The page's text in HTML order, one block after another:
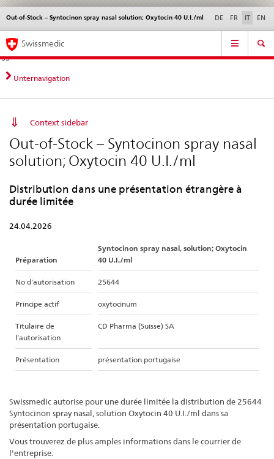
Navigazione
diretta:
novità,
aspetti
contatto
Novità &
norme
Contatto | Supporto &
aiuto
Out-of-Stock – Syntocinon spray nasal solution; Oxytocin 40 U.I./ml DE FR IT EN
Service
Navigation
Swissmedic
Unternavigation
Context sidebar
Out-of-Stock – Syntocinon spray nasal
solution; Oxytocin 40 U.I./ml
Distribution dans une présentation étrangère à
durée limitée
24.04.2026
Préparation
Syntocinon spray nasal, solution; Oxytocin
40 U.I./ml
No d'autorisation 25644
Principe actif oxytocinum
Titulaire de
l’autorisation
CD Pharma (Suisse) SA
Présentation présentation portugaise
Swissmedic autorise pour une durée limitée la distribution de 25644
Syntocinon spray nasal, solution Oxytocin 40 U.I./ml dans sa
présentation portugaise.
Vous trouverez de plus amples informations dans le courrier de
l'entreprise.